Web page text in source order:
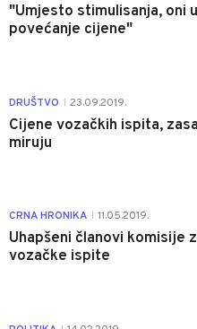
"Umjesto stimulisanja, oni
povećanje cijene"
DRUŠTVO 23.09.2019.
Cijene vozačkih ispita,
miruju
CRNA HRONIKA 11.05.2019.
Uhapšeni članovi komisije
vozačke ispite